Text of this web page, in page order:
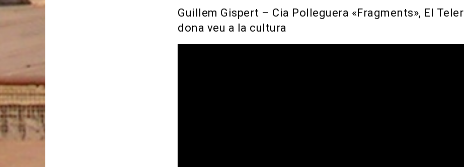
Guillem Gispert – Cia Polleguera «Fragments», El Teler
dona veu a la cultura